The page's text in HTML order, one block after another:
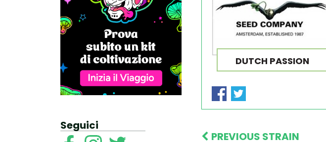
Seguici
DUTCH PASSION
PREVIOUS STRAIN